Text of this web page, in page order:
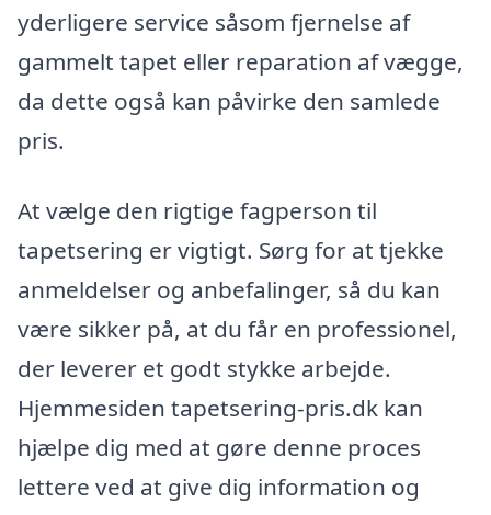
yderligere service såsom fjernelse af
gammelt tapet eller reparation af vægge,
da dette også kan påvirke den samlede
pris.
At vælge den rigtige fagperson til
tapetsering er vigtigt. Sørg for at tjekke
anmeldelser og anbefalinger, så du kan
være sikker på, at du får en professionel,
der leverer et godt stykke arbejde.
Hjemmesiden tapetsering-pris.dk kan
hjælpe dig med at gøre denne proces
lettere ved at give dig information og